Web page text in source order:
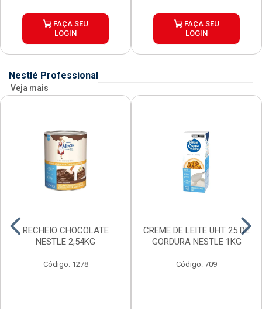
FAÇA SEU
LOGIN
FAÇA SEU
LOGIN
Nestlé Professional
Veja mais
RECHEIO CHOCOLATE
NESTLE 2,54KG
Código: 1278
CREME DE LEITE UHT 25 DE
GORDURA NESTLE 1KG
Código: 709